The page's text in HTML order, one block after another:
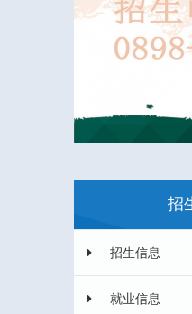
招
招生信息
就业信息